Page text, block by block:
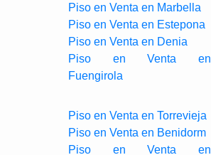
Piso en Venta en Marbella
Piso en Venta en Estepona
Piso en Venta en Denia
Piso en Venta en
Fuengirola
Piso en Venta en Torrevieja
Piso en Venta en Benidorm
Piso en Venta en